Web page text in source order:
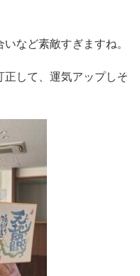
など素敵すぎますね。
して、運気アップしそ